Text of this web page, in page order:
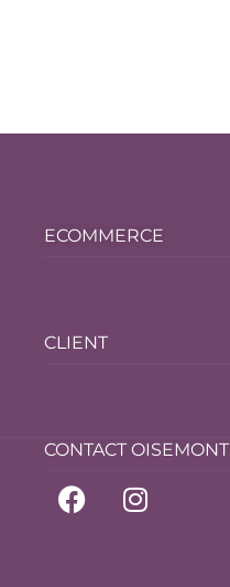
ECOMMERCE
CLIENT
CONTACT OISEMONT